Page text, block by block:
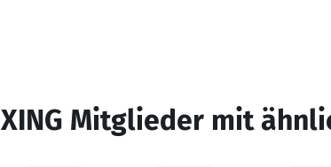
XING Mitglieder mit